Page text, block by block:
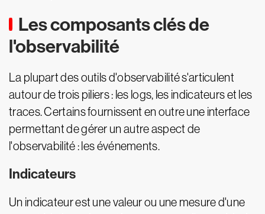
Les composants clés de
l'observabilité
La plupart des outils d'observabilité s'articulent
autour de trois piliers : les logs, les indicateurs et les
traces. Certains fournissent en outre une interface
permettant de gérer un autre aspect de
l'observabilité : les événements.
Indicateurs
Un indicateur est une valeur ou une mesure d'une